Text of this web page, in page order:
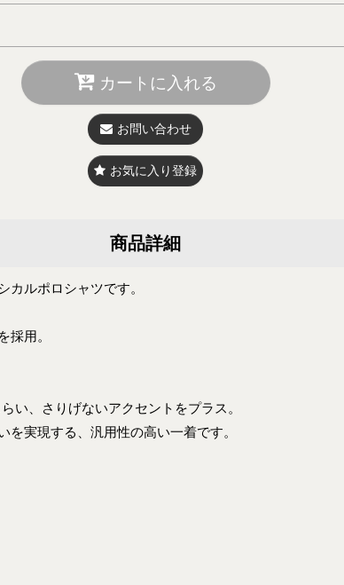
カートに入れる
お問い合わせ
お気に入り登録
商品詳細
ルポロシャツです。
採用。
い、さりげないアクセントをプラス。
実現する、汎用性の高い一着です。